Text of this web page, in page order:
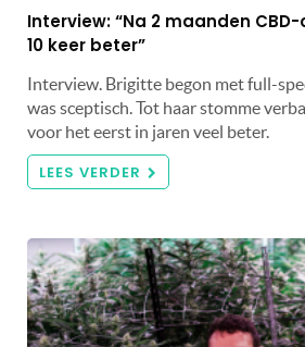
Interview: “Na 2 maanden
10 keer beter”
Interview. Brigitte begon met full-
was sceptisch. Tot haar stomme
voor het eerst in jaren veel beter.
LEES VERDER